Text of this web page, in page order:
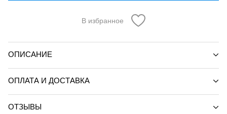
В избранное
ОПИСАНИЕ
ОПЛАТА И ДОСТАВКА
ОТЗЫВЫ